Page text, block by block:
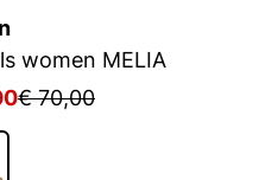
women MELIA
€ 70,00